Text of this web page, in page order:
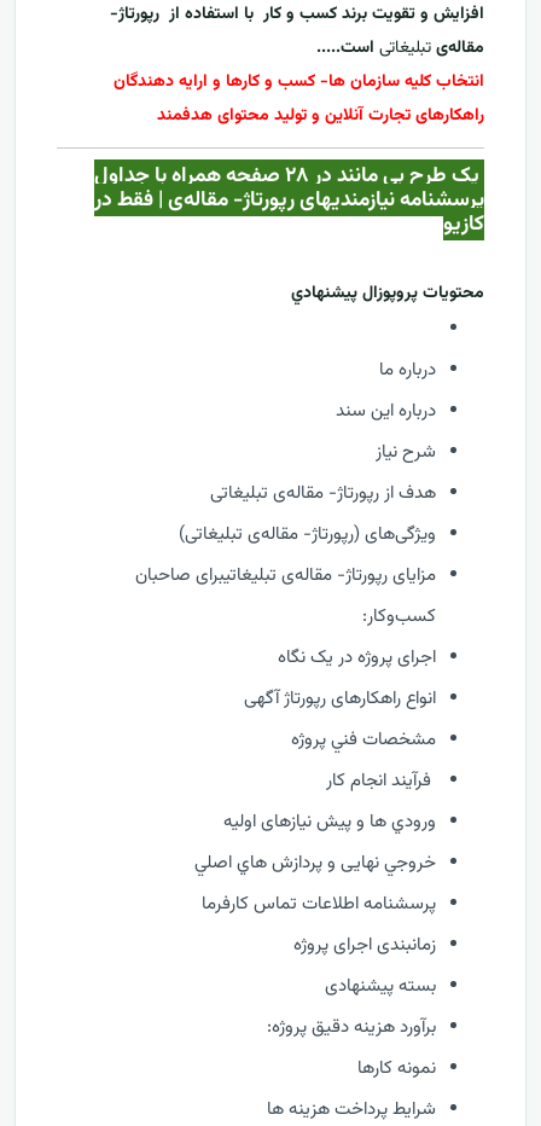
افزایش و تقویت برند کسب و کار با استفاده از رپورتاژ-
مقاله‌یتبلیغاتی است.....
انتخاب کلیه سازمان ها- کسب و کارها و ارایه دهندگان
راهکارهای تجارت آنلاین و تولید محتوای هدفمند
یک طرح بی مانند در ۲۸ صفحه همراه با جداول
پرسشنامه نیازمندیهای رپورتاژ- مقاله‌ی | فقط در
کازيو
محتويات پروپوزال پيشنهادي
درباره ما
درباره این سند
شرح نیاز
هدف از رپورتاژ- مقاله‌ی تبلیغاتی
ویژگی‌های (رپورتاژ- مقاله‌ی تبلیغاتی)
مزایای رپورتاژ- مقاله‌ی تبلیغاتیبرای صاحبان
کسب‌وکار:
اجرای پروژه در یک نگاه
انواع راهکارهای رپورتاژ آگهی
مشخصات فني پروژه
فرآيند انجام کار
ورودي ها و پیش نیازهای اولیه
خروجي نهایی و پردازش هاي اصلي
پرسشنامه اطلاعات تماس کارفرما
زمانبندی اجرای پروژه
بسته پیشنهادی
برآورد هزینه دقیق پروژه:
نمونه کارها
شرایط پرداخت هزینه ها